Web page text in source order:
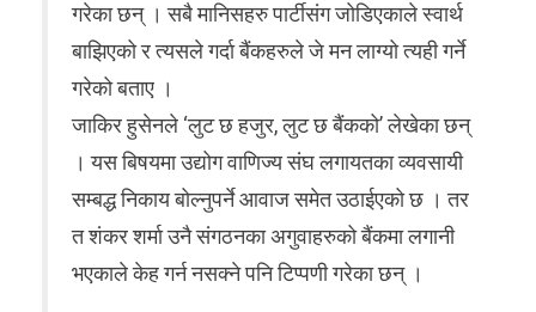
गरेका छन् । सबै मानिसहरु पार्टीसंग जोडिएकाले स्वार्थ
बाझिएको र त्यसले गर्दा बैंकहरुले जे मन लाग्यो त्यही गर्ने
गरेको बताए ।
जाकिर हुसेनले ‘लुट छ हजुर, लुट छ बैंकको’ लेखेका छन्
। यस बिषयमा उद्योग वाणिज्य संघ लगायतका व्यवसायी
सम्बद्ध निकाय बोल्नुपर्ने आवाज समेत उठाईएको छ । तर
त शंकर शर्मा उनै संगठनका अगुवाहरुको बैंकमा लगानी
भएकाले केह गर्न नसक्ने पनि टिप्पणी गरेका छन् ।